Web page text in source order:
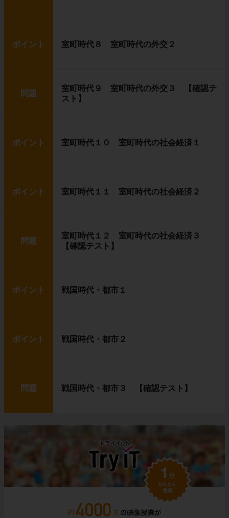
ポイント 室町時代８ 室町時代の外交２
問題
室町時代９ 室町時代の外交３ 【確認テ
スト】
ポイント 室町時代１０ 室町時代の社会経済１
ポイント 室町時代１１ 室町時代の社会経済２
問題
室町時代１２ 室町時代の社会経済３
【確認テスト】
ポイント 戦国時代・都市１
ポイント 戦国時代・都市２
問題 戦国時代・都市３ 【確認テスト】